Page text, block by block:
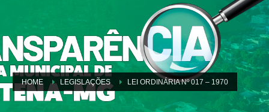
HOME LEGISLAÇÕES LEI ORDINÁRIA Nº 017 – 1970